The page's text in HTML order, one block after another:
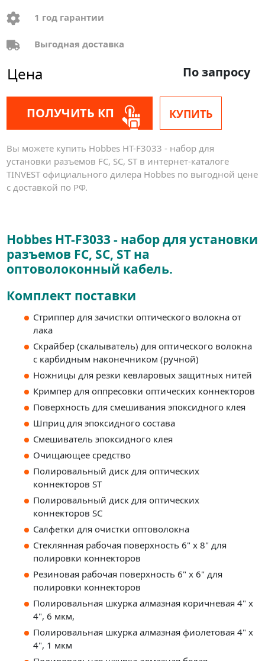
1 год гарантии
Выгодная доставка
Цена По запросу
ПОЛУЧИТЬ КП КУПИТЬ
Вы можете купить Hobbes HT-F3033 - набор для
установки разъемов FC, SC, ST в интернет-каталоге
TINVEST официального дилера Hobbes по выгодной цене
с доставкой по РФ.
Hobbes HT-F3033 - набор для установки
разъемов FC, SC, ST на
оптоволоконный кабель.
Комплект поставки
Стриппер для зачистки оптического волокна от
лака
Скрайбер (скалыватель) для оптического волокна
с карбидным наконечником (ручной)
Ножницы для резки кевларовых защитных нитей
Кримпер для оппресовки оптических коннекторов
Поверхность для смешивания эпоксидного клея
Шприц для эпоксидного состава
Смешиватель эпоксидного клея
Очищающее средство
Полировальный диск для оптических
коннекторов ST
Полировальный диск для оптических
коннекторов SC
Салфетки для очистки оптоволокна
Стеклянная рабочая поверхность 6" x 8" для
полировки коннекторов
Резиновая рабочая поверхность 6" x 6" для
полировки коннекторов
Полировальная шкурка алмазная коричневая 4" x
4", 6 мкм,
Полировальная шкурка алмазная фиолетовая 4" x
4", 1 мкм